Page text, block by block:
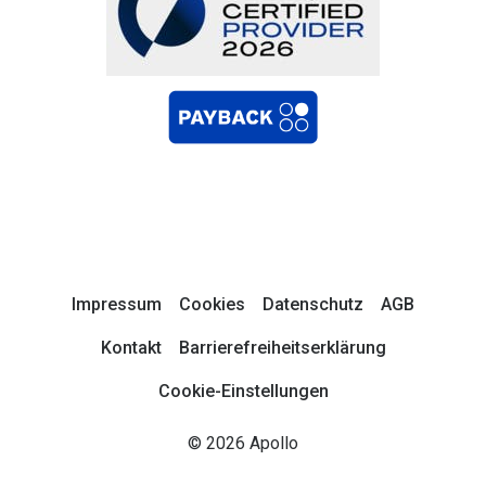
Impressum Cookies Datenschutz AGB
Kontakt Barrierefreiheitserklärung
Cookie-Einstellungen
© 2026 Apollo